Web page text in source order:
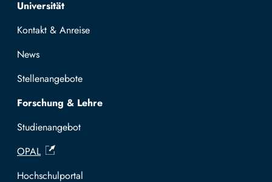
Universität
Kontakt & Anreise
News
Stellenangebote
Forschung & Lehre
Studienangebot
OPAL
Hochschulportal